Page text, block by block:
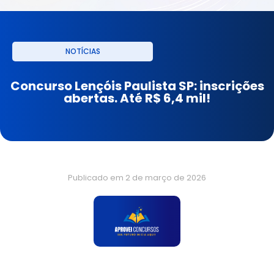
NOTÍCIAS
Concurso Lençóis Paulista SP: inscrições
abertas. Até R$ 6,4 mil!
Publicado em 2 de março de 2026